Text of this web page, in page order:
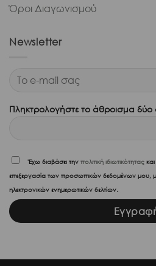
Όροι Διαγωνισμού
Newsletter
Πληκτρολογήστε το άθροισμα δύο
'Εχω διαβάσει την πολιτική ιδιωτικότητας
επεξεργασία των προσωπικών δεδομένων μου,
ηλεκτρονικών ενημερωτικών δελτίων.